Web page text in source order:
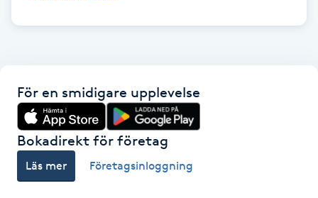
LPG-behandling
LPG-massage
Luggklippning
För en smidigare upplevelse
Bokadirekt för företag
Läs mer Företagsinloggning